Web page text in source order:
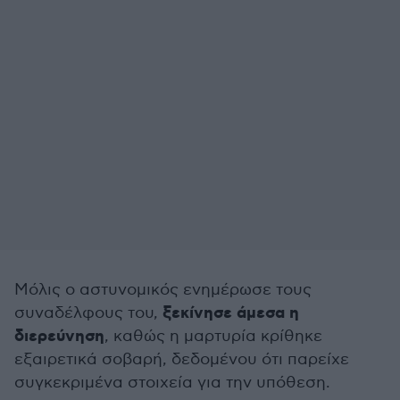
Μόλις ο αστυνομικός ενημέρωσε τους
συναδέλφους του, ξεκίνησε άμεσα η
διερεύνηση, καθώς η μαρτυρία κρίθηκε
εξαιρετικά σοβαρή, δεδομένου ότι παρείχε
συγκεκριμένα στοιχεία για την υπόθεση.